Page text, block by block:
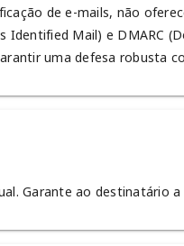
de e-mails, não
Identified Mail) e DMARC
uma defesa robusta
Garante ao destinatário